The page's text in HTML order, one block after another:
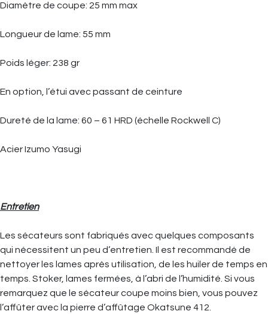
Diamètre de coupe: 25 mm max
Longueur de lame: 55 mm
Poids léger: 238 gr
En option, l’étui avec passant de ceinture
Dureté de la lame: 60 – 61 HRD (échelle Rockwell C)
Acier Izumo Yasugi
Entretien
Les sécateurs sont fabriqués avec quelques composants
qui nécessitent un peu d’entretien. Il est recommandé de
nettoyer les lames après utilisation, de les huiler de temps en
temps. Stoker, lames fermées, à l’abri de l’humidité. Si vous
remarquez que le sécateur coupe moins bien, vous pouvez
l’affûter avec la pierre d’affûtage Okatsune 412.